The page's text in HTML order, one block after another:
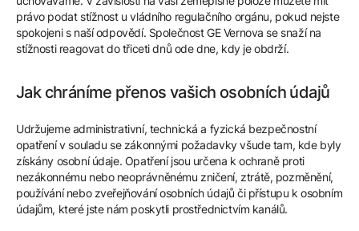
právo podat stížnost u vládního regulačního orgánu, pokud nejste
spokojeni s naší odpovědí. Společnost GE Vernova se snaží na
stížnosti reagovat do třiceti dnů ode dne, kdy je obdrží.
Jak chráníme přenos vašich osobních údajů
Udržujeme administrativní, technická a fyzická bezpečnostní
opatření v souladu se zákonnými požadavky všude tam, kde byly
získány osobní údaje. Opatření jsou určena k ochraně proti
nezákonnému nebo neoprávněnému zničení, ztrátě, pozměnění,
používání nebo zveřejňování osobních údajů či přístupu k osobním
údajům, které jste nám poskytli prostřednictvím kanálů.